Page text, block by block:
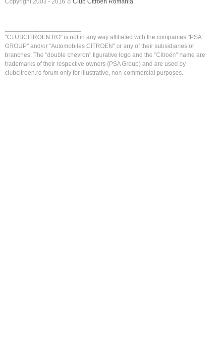
Copyright 2003 - 2016 © Club Citroen Romania.
"CLUBCITROEN.RO" is not in any way affiliated with the companies "PSA
GROUP" and/or "Automobiles CITROEN" or any of their subsidiaries or
branches. The "double chevron" figurative logo and the "Citroën" name are
trademarks of their respective owners (PSA Group) and are used by
clubcitroen.ro forum only for illustrative, non-commercial purposes.